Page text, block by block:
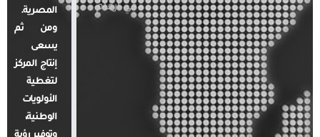
في أرقام
المصرية.
ومن ثم
يسعى
إنتاج المركز
لتغطية
الأولويات
الوطنية،